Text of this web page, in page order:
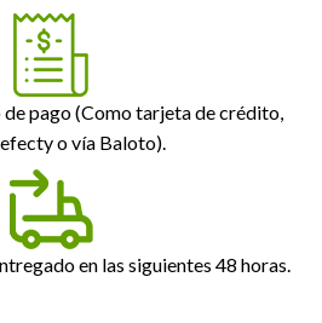
pago (Como tarjeta de crédito,
o vía Baloto).
en las siguientes 48 horas.